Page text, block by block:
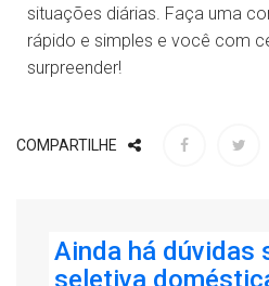
situações diárias. Faça uma
rápido e simples e você com
surpreender!
COMPARTILHE
Ainda há dúvidas
seletiva